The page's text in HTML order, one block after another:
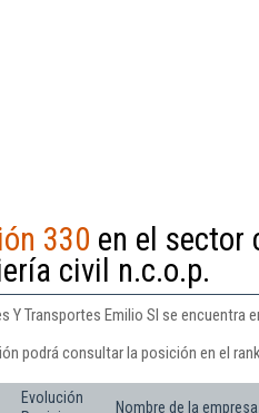
330 en el sector
civil n.c.o.p.
Y Transportes Emilio Sl se encuentra
podrá consultar la posición en el
Evolución
Nombre de la empresa